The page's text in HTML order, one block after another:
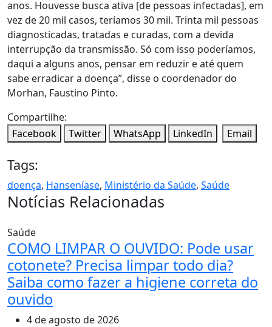
anos. Houvesse busca ativa [de pessoas infectadas], em
vez de 20 mil casos, teríamos 30 mil. Trinta mil pessoas
diagnosticadas, tratadas e curadas, com a devida
interrupção da transmissão. Só com isso poderíamos,
daqui a alguns anos, pensar em reduzir e até quem
sabe erradicar a doença”, disse o coordenador do
Morhan, Faustino Pinto.
Compartilhe:
Facebook
Twitter WhatsApp LinkedIn Email
Tags:
doença, Hanseníase, Ministério da Saúde, Saúde
Notícias Relacionadas
Saúde
COMO LIMPAR O OUVIDO: Pode usar
cotonete? Precisa limpar todo dia?
Saiba como fazer a higiene correta do
ouvido
4 de agosto de 2026